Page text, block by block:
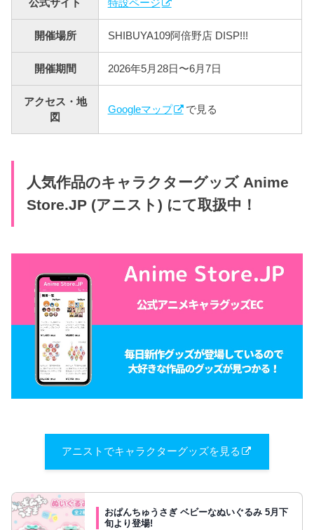
開催場所 SHIBUYA109阿倍野店 DISP!!!
開催期間 2026年5月28日〜6月7日
アクセス・地
図
Googleマップ で見る
人気作品のキャラクターグッズ Anime
Store.JP (アニスト) にて取扱中！
アニストでキャラクターグッズを見る
おぱんちゅうさぎ ベビーなぬいぐるみ 5月下
旬より登場!